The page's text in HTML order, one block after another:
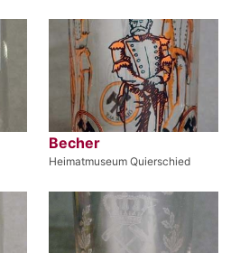
Becher
Heimatmuseum Quierschied